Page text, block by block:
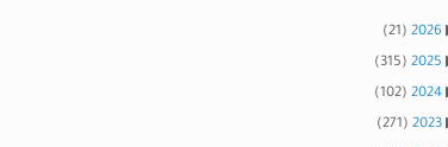
2026
(21)
2025
(315)
2024
(102)
2023
(271)